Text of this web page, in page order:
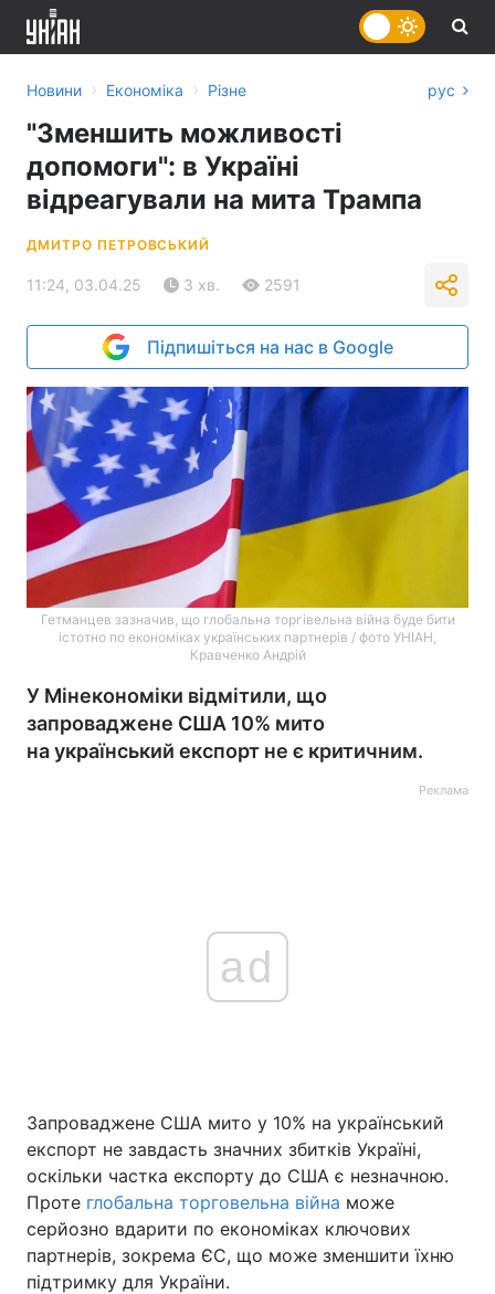
Україна Політика
Економіка Світ
Спорт Наука
Техно і зв'язок
Новини › Економіка › Різне рус
"Зменшить можливості
допомоги": в Україні
відреагували на мита Трампа
ДМИТРО ПЕТРОВСЬКИЙ
11:24, 03.04.25 3 хв. 2591
Підпишіться на нас в Google
Гетманцев зазначив, що глобальна торгівельна війна буде бити
істотно по економіках українських партнерів / фото УНІАН,
Кравченко Андрій
У Мінекономіки відмітили, що
запроваджене США 10% мито
на український експорт не є критичним.
Реклама
ad
Запроваджене США мито у 10% на український
експорт не завдасть значних збитків Україні,
оскільки частка експорту до США є незначною.
Проте глобальна торговельна війна може
серйозно вдарити по економіках ключових
партнерів, зокрема ЄС, що може зменшити їхню
підтримку для України.